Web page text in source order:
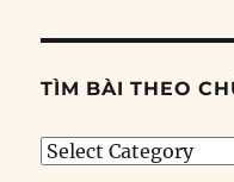
TÌM BÀI THEO
Tìm